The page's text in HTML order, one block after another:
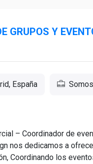
GRUPOS Y
España
– Coordinador de
nos dedicamos a
Coordinando los